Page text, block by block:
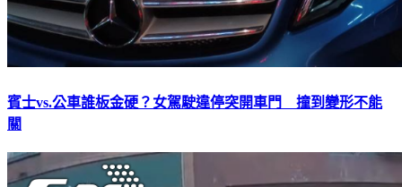
賓士vs.公車誰板金硬？女駕駛違停突開車門 撞到變形不能
關